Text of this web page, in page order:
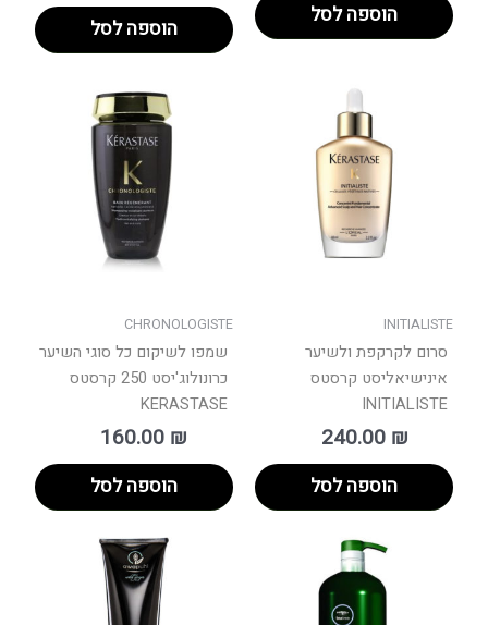
הוספה לסל
הוספה לסל
INITIALISTE
סרום לקרקפת ולשיער
אינישיאליסט קרסטס
INITIALISTE
240.00 ₪
הוספה לסל
CHRONOLOGISTE
שמפו לשיקום כל סוגי השיער
כרונולוג'יסט 250 קרסטס
KERASTASE
160.00 ₪
הוספה לסל